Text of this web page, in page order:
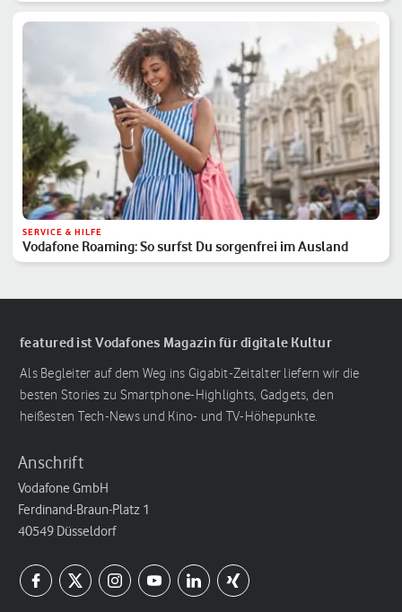
SERVICE & HILFE
Vodafone Roaming: So surfst Du sorgenfrei im Ausland
featured ist Vodafones Magazin für digitale Kultur
Als Begleiter auf dem Weg ins Gigabit-Zeitalter liefern wir die
besten Stories zu Smartphone-Highlights, Gadgets, den
heißesten Tech-News und Kino- und TV-Höhepunkte.
Anschrift
Vodafone GmbH
Ferdinand-Braun-Platz 1
40549 Düsseldorf